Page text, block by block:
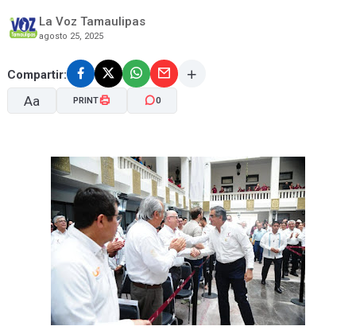
La Voz Tamaulipas
agosto 25, 2025
Compartir:
Aa
A- A+
PRINT 0